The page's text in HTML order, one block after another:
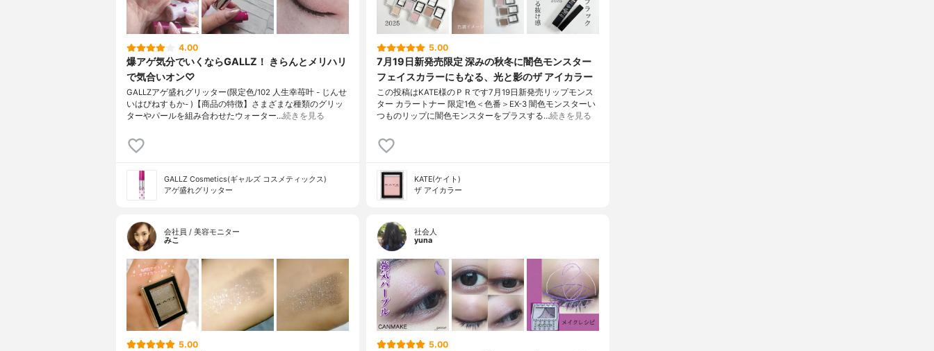
4.00
爆アゲ気分でいくならGALLZ！ きらんとメリハリ
で気合いオン♡
GALLZアゲ盛れグリッター(限定色/102 人生幸苺叶 - じんせ
いはぴねすもか- )【商品の特徴】さまざまな種類のグリッ
ターやパールを組み合わせたウォーター…続きを見る
GALLZ Cosmetics(ギャルズ コスメティックス)
アゲ盛れグリッター
5.00
7月19日新発売限定 深みの秋冬に闇色モンスター
フェイスカラーにもなる、光と影のザ アイカラー
この投稿はKATE様のＰＲです7月19日新発売リップモンス
ター カラートナー 限定1色＜色番＞EX-3 闇色モンスターい
つものリップに闇色モンスターをプラスする…続きを見る
KATE(ケイト)
ザ アイカラー
会社員 / 美容モニター
みこ
5.00
社会人
yuna
5.00